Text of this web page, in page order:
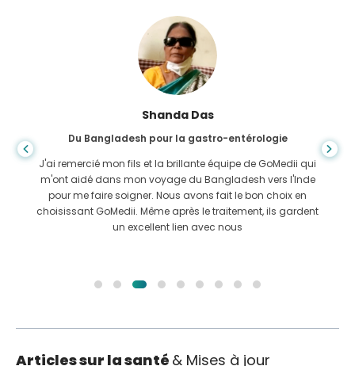
Shanda Das
Du Bangladesh pour la gastro-entérologie
J'ai remercié mon fils et la brillante équipe de GoMedii qui
m'ont aidé dans mon voyage du Bangladesh vers l'Inde
pour me faire soigner. Nous avons fait le bon choix en
choisissant GoMedii. Même après le traitement, ils gardent
un excellent lien avec nous
Articles sur la santé & Mises à jour